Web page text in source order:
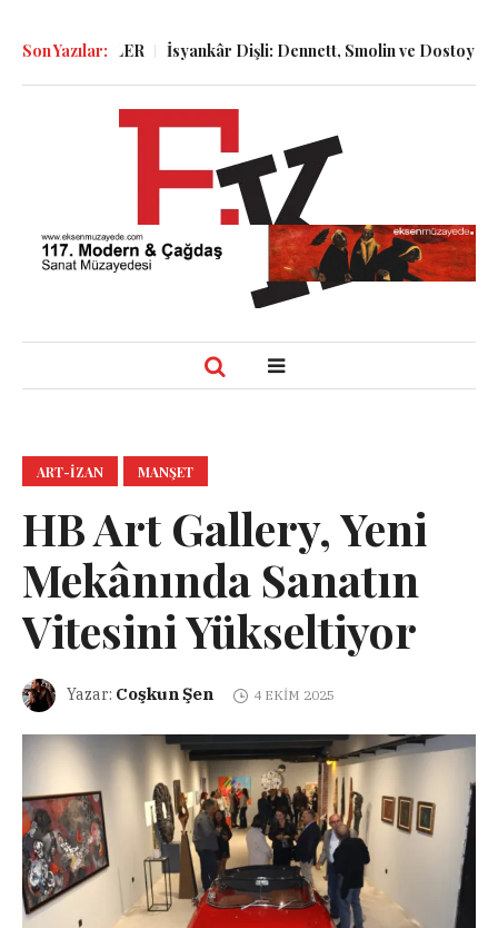
Son Yazılar:İsyankâr Dişli: Dennett, Smolin ve Dostoyevski’nin
ART-IZAN MANŞET
HB Art Gallery, Yeni
Mekânında Sanatın
Vitesini Yükseltiyor
Yazar: Coşkun Şen 4 EKIM 2025